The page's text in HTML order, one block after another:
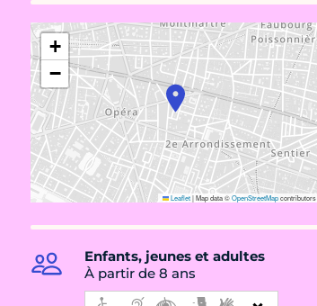
+
−
Leaflet|Map data ©OpenStreetMapcontributors
Enfants, jeunes et adultes
À partir de 8 ans